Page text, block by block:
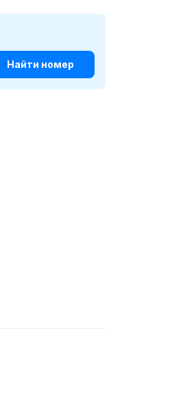
Найти номер